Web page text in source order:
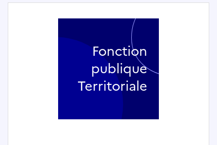
Fonction
publique
Territoriale